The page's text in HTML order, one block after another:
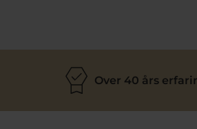
Over 40 års